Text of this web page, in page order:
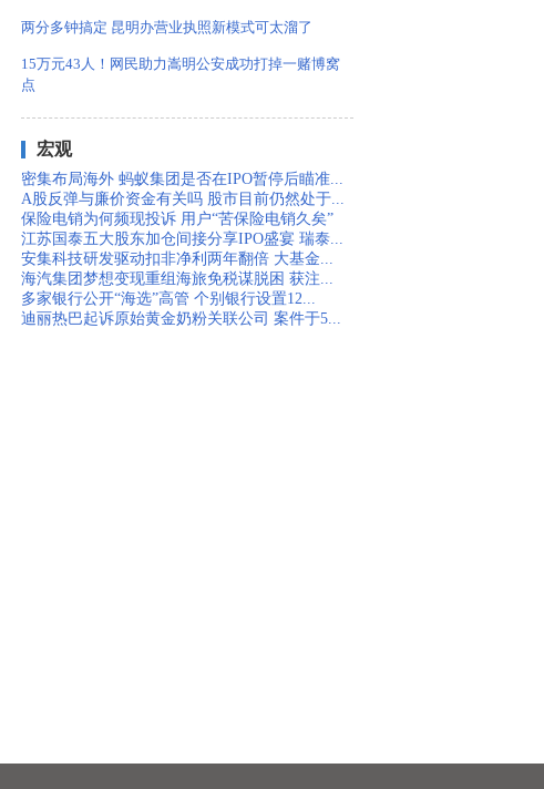
两分多钟搞定 昆明办营业执照新模式可太溜了
15万元43人！网民助力嵩明公安成功打掉一赌博窝
点
宏观
密集布局海外 蚂蚁集团是否在IPO暂停后瞄准...
A股反弹与廉价资金有关吗 股市目前仍然处于...
保险电销为何频现投诉 用户“苦保险电销久矣”
江苏国泰五大股东加仓间接分享IPO盛宴 瑞泰...
安集科技研发驱动扣非净利两年翻倍 大基金...
海汽集团梦想变现重组海旅免税谋脱困 获注...
多家银行公开“海选”高管 个别银行设置12...
迪丽热巴起诉原始黄金奶粉关联公司 案件于5...